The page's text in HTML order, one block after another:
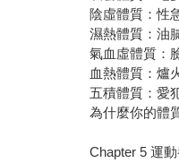
陰虛體質：性
濕熱體質：油
氣血虛體質：
血熱體質：爐
五積體質：愛
為什麼你的體
Chapter 5 運